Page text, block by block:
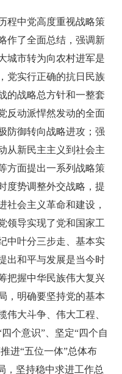
程中党高度重视战略策
作了全面总结，强调新
城市转为向农村进军是
党实行正确的抗日民族
的战略总方针和一整套
反动派悍然发动的全面
防御转向战略进攻；强
从新民主主义到社会主
方面提出一系列战略策
度势调整外交战略，提
社会主义革命和建设，
领导实现了党和国家工
中叶分三步走、基本实
出和平与发展是当今时
把握中华民族伟大复兴
，明确要坚持党的基本
伟大斗争、伟大工程、
个意识”、坚定“四个自
进“五位一体”总体布
，坚持稳中求进工作总